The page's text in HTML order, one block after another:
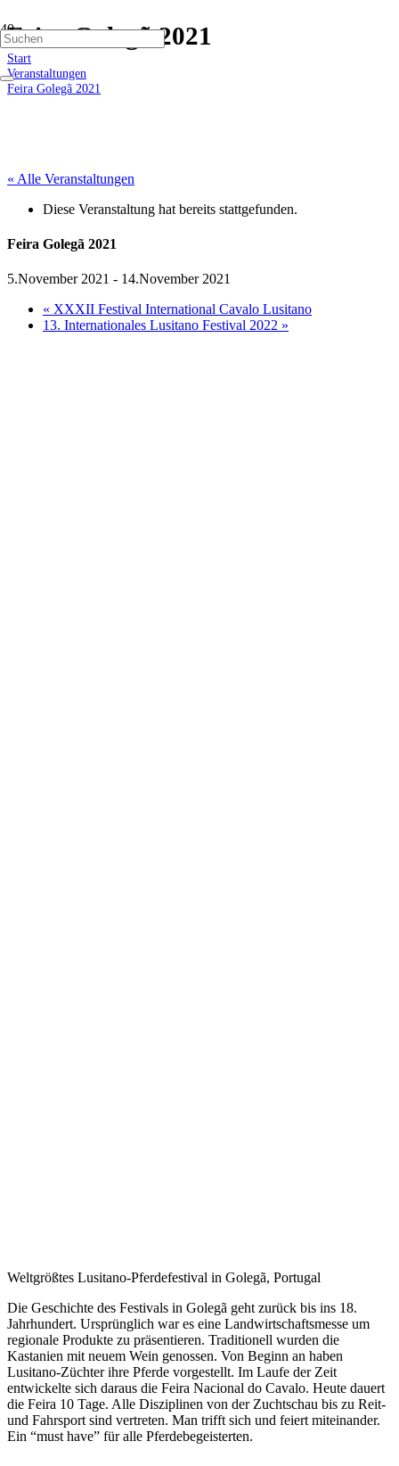
Feira Golegã 2021
Start
Veranstaltungen
Feira Golegã 2021
« Alle Veranstaltungen
Diese Veranstaltung hat bereits stattgefunden.
Feira Golegã 2021
5.November 2021 - 14.November 2021
« XXXII Festival International Cavalo Lusitano
13. Internationales Lusitano Festival 2022 »
Weltgrößtes Lusitano-Pferdefestival in Golegã, Portugal
Die Geschichte des Festivals in Golegã geht zurück bis ins 18.
Jahrhundert. Ursprünglich war es eine Landwirtschaftsmesse um
regionale Produkte zu präsentieren. Traditionell wurden die
Kastanien mit neuem Wein genossen. Von Beginn an haben
Lusitano-Züchter ihre Pferde vorgestellt. Im Laufe der Zeit
entwickelte sich daraus die Feira Nacional do Cavalo. Heute dauert
die Feira 10 Tage. Alle Disziplinen von der Zuchtschau bis zu Reit-
und Fahrsport sind vertreten. Man trifft sich und feiert miteinander.
Ein “must have” für alle Pferdebegeisterten.